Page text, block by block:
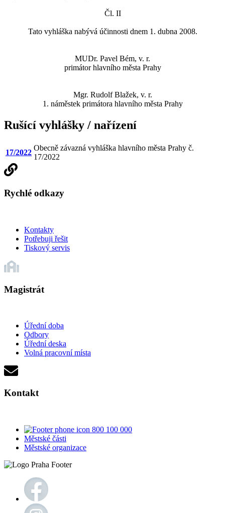
Čl. II
Tato vyhláška nabývá účinnosti dnem 1. dubna 2008.
MUDr. Pavel Bém, v. r.
primátor hlavního města Prahy
Mgr. Rudolf Blažek, v. r.
1. náměstek primátora hlavního města Prahy
Rušící vyhlášky / nařízení
17/2022
Obecně závazná vyhláška hlavního města Prahy č.
17/2022
Rychlé odkazy
Kontakty
Potřebuji řešit
Tiskový servis
Magistrát
Úřední doba
Odbory
Úřední deska
Volná pracovní místa
Kontakt
800 100 000
Městské části
Městské organizace